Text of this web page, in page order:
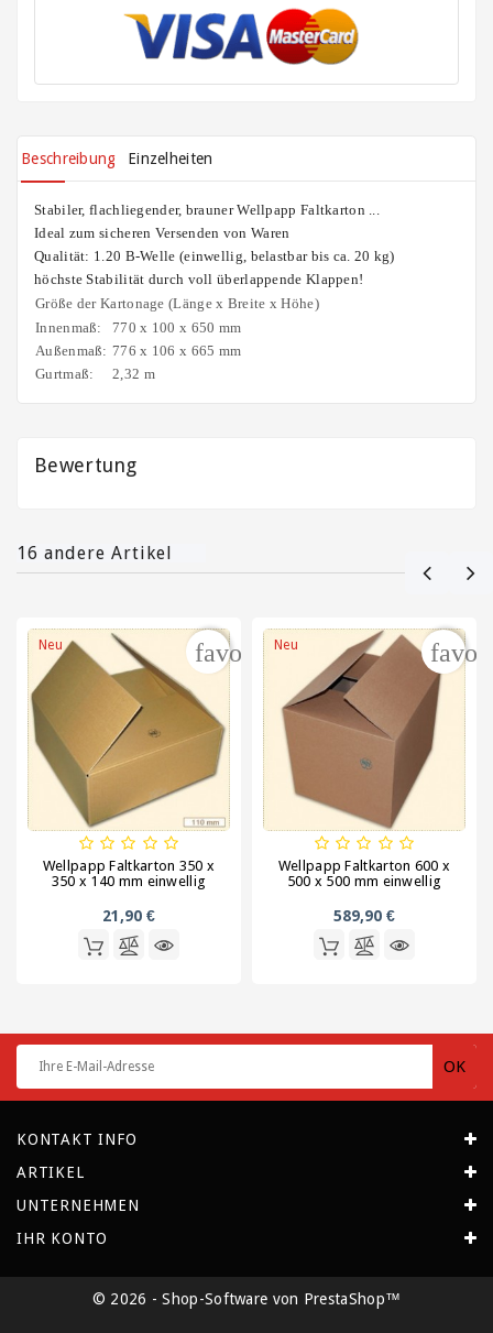
Flaschen
für
Lebensmittel
Verpackungsgeräte
Verschlussmittel,
Kordeln
Gummis,
Klammern
Versandtaschen
Wellpappe
auf
Zuschnitte
Beschreibung Einzelheiten
Stabiler, flachliegender, brauner Wellpapp Faltkarton ...
Ideal zum sicheren Versenden von Waren
Qualität: 1.20 B-Welle (einwellig, belastbar bis ca. 20 kg)
höchste Stabilität durch voll überlappende Klappen!
Größe der Kartonage (Länge x Breite x Höhe)
Innenmaß:
Außenmaß:
Gurtmaß:
770 x 100 x 650 mm
776 x 106 x 665 mm
2,32 m
Bewertung
16 andere Artikel
Neu
Wellpapp Faltkarton 350 x
350 x 140 mm einwellig
21,90 €
favorite_border
Neu
Wellpapp Faltkarton 600 x
500 x 500 mm einwellig
589,90 €
KONTAKT INFO
ARTIKEL
UNTERNEHMEN
IHR KONTO
© 2026 - Shop-Software von PrestaShop™